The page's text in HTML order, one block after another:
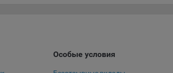
есть возможность составить представление о
сайта в целом. Общество использует
сайтах.
Особые условия